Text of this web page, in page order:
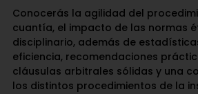
Conocerás la agilidad del
cuantía, el impacto de las normas
disciplinario, además de
eficiencia, recomendaciones
cláusulas arbitrales sólidas y una
los distintos procedimientos de la